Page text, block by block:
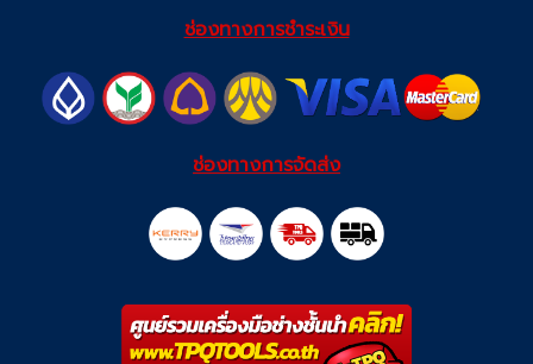
ช่องทางการชำระเงิน
ช่องทางการจัดส่ง